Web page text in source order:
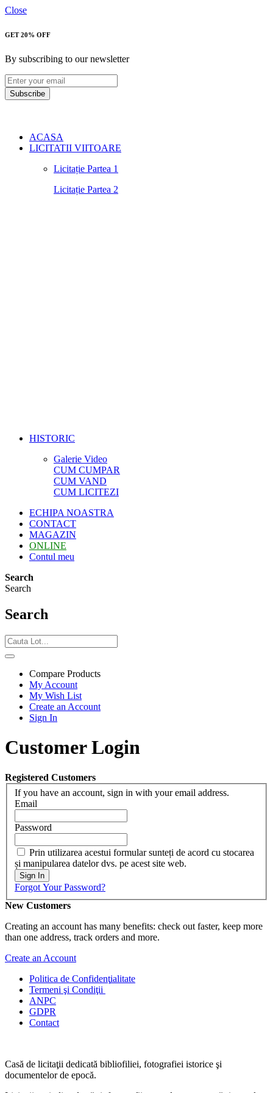
Close
GET 20% OFF
By subscribing to our newsletter
Subscribe
ACASA
LICITATII VIITOARE
Licitație Partea 1
Licitație Partea 2
HISTORIC
Galerie Video
CUM CUMPAR
CUM VAND
CUM LICITEZI
ECHIPA NOASTRA
CONTACT
MAGAZIN
ONLINE
Contul meu
Search
Search
Search
Compare Products
My Account
My Wish List
Create an Account
Sign In
Customer Login
Registered Customers
If you have an account, sign in with your email address.
Email
Password
Prin utilizarea acestui formular sunteți de acord cu stocarea
și manipularea datelor dvs. pe acest site web.
Sign In
Forgot Your Password?
New Customers
Creating an account has many benefits: check out faster, keep more
than one address, track orders and more.
Create an Account
Politica de Confidenţialitate
Termeni şi Condiţii
ANPC
GDPR
Contact
Casă de licitaţii dedicată bibliofiliei, fotografiei istorice şi
documentelor de epocă.